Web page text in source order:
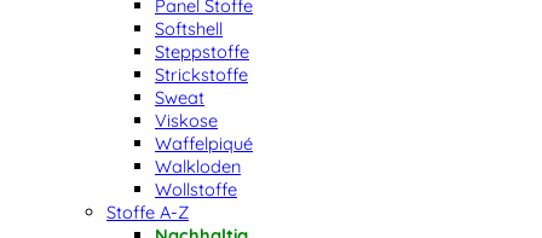
Panel Stoffe
Softshell
Steppstoffe
Strickstoffe
Sweat
Viskose
Waffelpiqué
Walkloden
Wollstoffe
Stoffe A-Z